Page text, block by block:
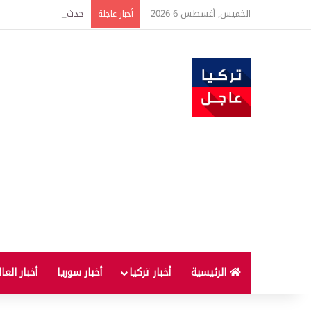
الخميس, أغسطس 6 2026 أخبار عاجلة حدث فريد من نوعه بين
الرئيسية أخبار تركيا أخبار سوريا أخبار